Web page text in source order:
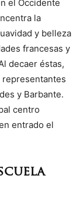
el Occidente
la
y belleza
francesas y
decaer éstas,
representantes
y Barbante.
centro
entrado el